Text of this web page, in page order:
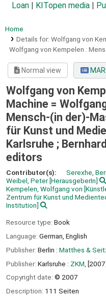
Loan
KITopen media
Home
Details for: Wolfgang von
Wolfgang von Kempelen :
Normal view
Wolfgang von
Machine =
Mensch-(in der)-
für Kunst und
Karlsruhe ;
editors
Contributor(s): Serexhe,
Weibel, Peter[HerausgeberIn]
Kempelen, Wolfgang von
Zentrum für Kunst und
Institution]
Resource type: Book
Language: German English
Publisher: Berlin : Matthes &
Publisher: Karlsruhe : ZKM,
Copyright date: © 2007
Description: 111 Seiten